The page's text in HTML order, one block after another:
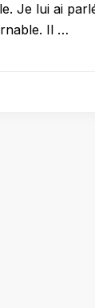
Je lui ai
Il …